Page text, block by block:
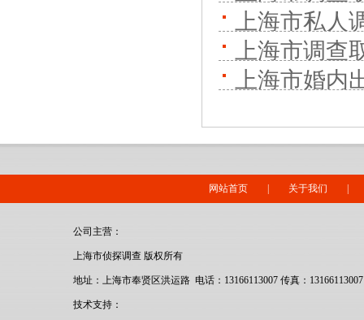
上海市私
上海市调
上海市婚
网站首页 关于我们
公司主营：
上海市侦探调查 版权所有
地址：上海市奉贤区洪运路 电话：13166113007 传真：13166113007
技术支持：